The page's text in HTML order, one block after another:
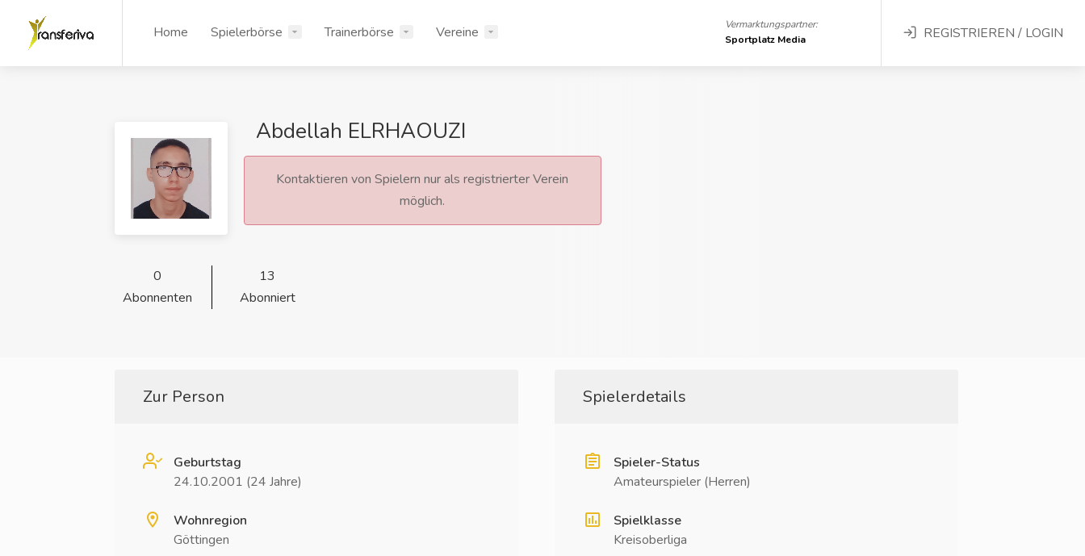
Home Spielerbörse Trainerbörse Vereine
Vermarktungspartner:
Sportplatz Media
REGISTRIEREN / LOGIN
Abdellah ELRHAOUZI
Kontaktieren von Spielern nur als registrierter Verein
möglich.
0
Abonnenten
13
Abonniert
Zur Person
Geburtstag
24.10.2001 (24 Jahre)
Wohnregion
Göttingen
Spielerdetails
Spieler-Status
Amateurspieler (Herren)
Spielklasse
Kreisoberliga